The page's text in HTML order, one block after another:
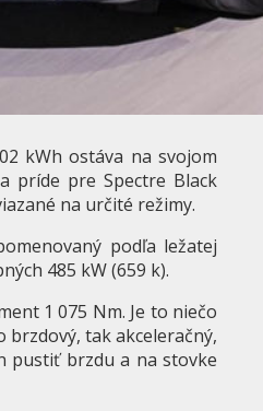
kWh ostáva na svojom
príde pre Spectre Black
na určité režimy.
podľa ležatej
485 kW (659 k).
1 075 Nm. Je to niečo
brzdový, tak akceleračný,
pustiť brzdu a na stovke